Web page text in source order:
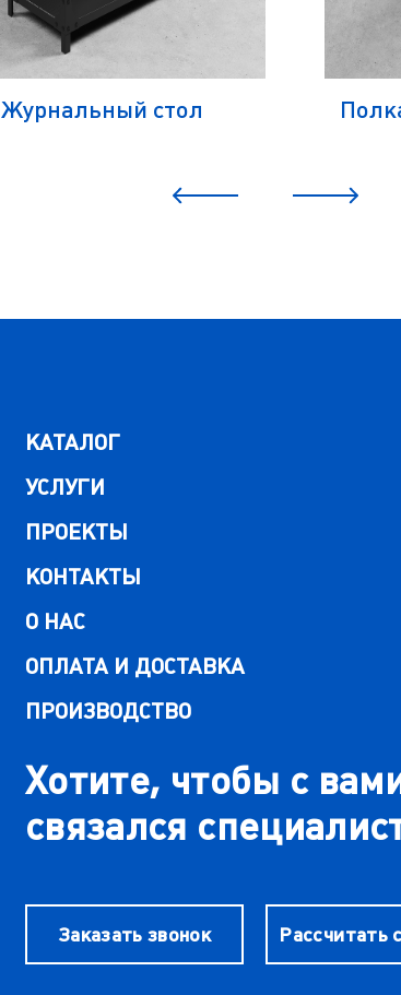
Журнальный стол
КАТАЛОГ
УСЛУГИ
ПРОЕКТЫ
КОНТАКТЫ
О НАС
ОПЛАТА И ДОСТАВКА
ПРОИЗВОДСТВО
Хотите, чтобы с
связался
Заказать звонок Рассчитать